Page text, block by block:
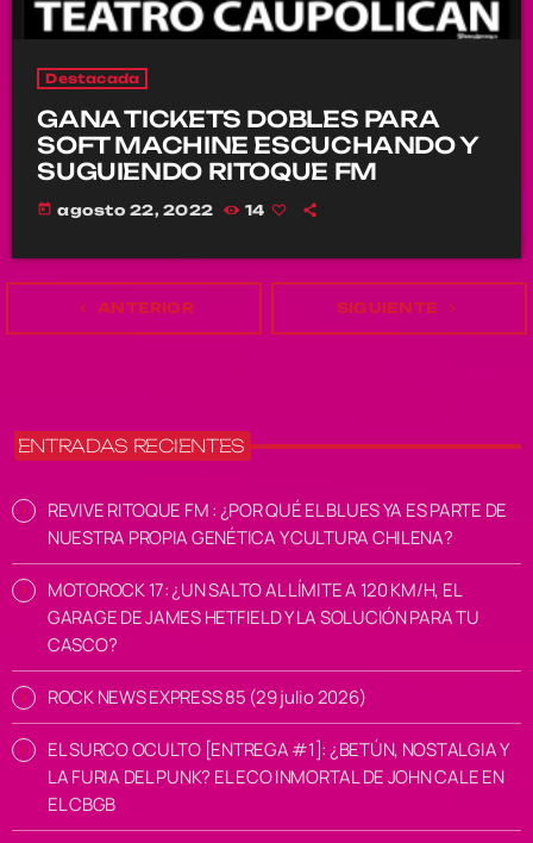
Destacada
GANA TICKETS DOBLES PARA
SOFT MACHINE ESCUCHANDO Y
SUGUIENDO RITOQUE FM
today agosto 22, 2022 14
navigate_before ANTERIOR SIGUIENTE navigate_next
ENTRADAS RECIENTES
REVIVE RITOQUE FM : ¿POR QUÉ EL BLUES YA ES PARTE DE
NUESTRA PROPIA GENÉTICA Y CULTURA CHILENA?
MOTOROCK 17: ¿UN SALTO AL LÍMITE A 120 KM/H, EL
GARAGE DE JAMES HETFIELD Y LA SOLUCIÓN PARA TU
CASCO?
ROCK NEWS EXPRESS 85 (29 julio 2026)
EL SURCO OCULTO [ENTREGA #1]: ¿BETÚN, NOSTALGIA Y
LA FURIA DEL PUNK? EL ECO INMORTAL DE JOHN CALE EN
EL CBGB